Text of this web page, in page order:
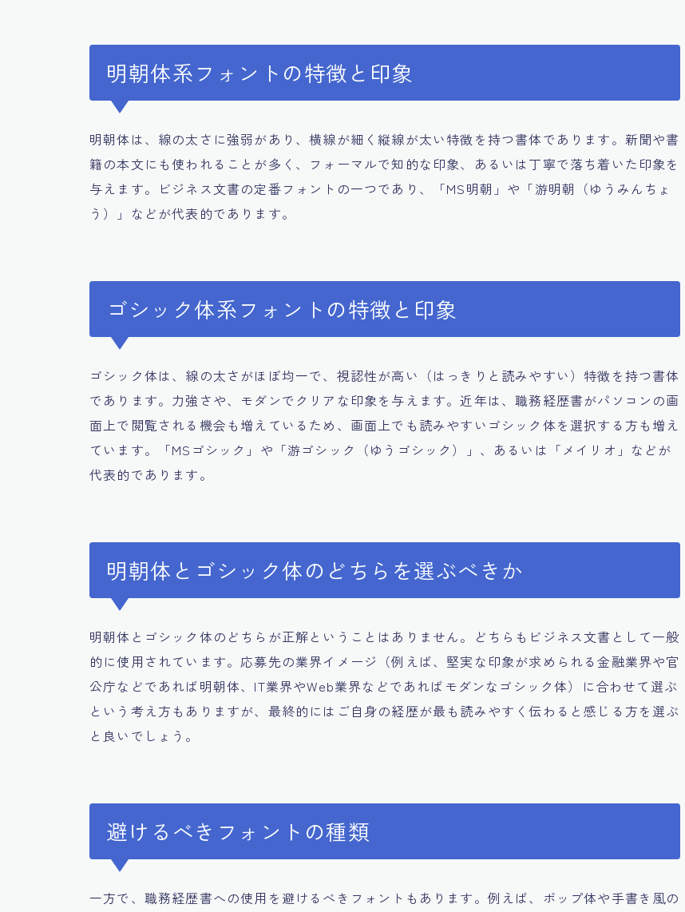
明朝体系フォントの特徴と印象
明朝体は、線の太さに強弱があり、横線が細く縦線が太い特徴を持つ書体であります。新聞や書
籍の本文にも使われることが多く、フォーマルで知的な印象、あるいは丁寧で落ち着いた印象を
与えます。ビジネス文書の定番フォントの一つであり、「MS明朝」や「游明朝（ゆうみんちょ
う）」などが代表的であります。
ゴシック体系フォントの特徴と印象
ゴシック体は、線の太さがほぼ均一で、視認性が高い（はっきりと読みやすい）特徴を持つ書体
であります。力強さや、モダンでクリアな印象を与えます。近年は、職務経歴書がパソコンの画
面上で閲覧される機会も増えているため、画面上でも読みやすいゴシック体を選択する方も増え
ています。「MSゴシック」や「游ゴシック（ゆうゴシック）」、あるいは「メイリオ」などが
代表的であります。
明朝体とゴシック体のどちらを選ぶべきか
明朝体とゴシック体のどちらが正解ということはありません。どちらもビジネス文書として一般
的に使用されています。応募先の業界イメージ（例えば、堅実な印象が求められる金融業界や官
公庁などであれば明朝体、IT業界やWeb業界などであればモダンなゴシック体）に合わせて選ぶ
という考え方もありますが、最終的にはご自身の経歴が最も読みやすく伝わると感じる方を選ぶ
と良いでしょう。
避けるべきフォントの種類
一方で、職務経歴書への使用を避けるべきフォントもあります。例えば、ポップ体や手書き風の